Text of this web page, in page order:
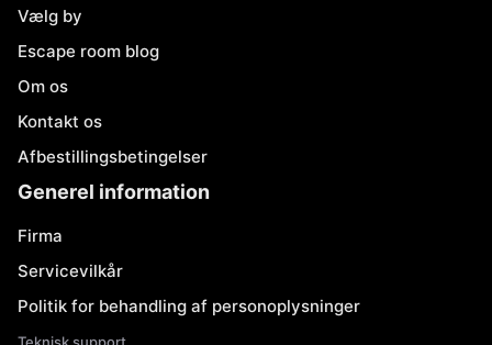
Vælg by
Escape room blog
Om os
Kontakt os
Afbestillingsbetingelser
Generel information
Firma
Servicevilkår
Politik for behandling af personoplysninger